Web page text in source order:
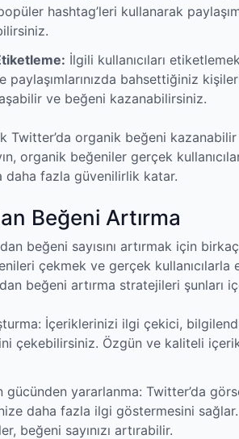
hashtag’leri kullanarak
İlgili kullanıcıları
paylaşımlarınızda bahsettiğiniz
ve beğeni kazanabilirsiniz.
Twitter’da organik beğeni kazanabilir
organik beğeniler gerçek
daha fazla güvenilirlik katar.
Beğeni Artırma
beğeni sayısını artırmak için
çekmek ve gerçek kullanıcılarla
beğeni artırma stratejileri şunları
İçeriklerinizi ilgi çekici,
çekebilirsiniz. Özgün ve kaliteli
gücünden yararlanma: Twitter’da
daha fazla ilgi göstermesini
beğeni sayınızı artırabilir.